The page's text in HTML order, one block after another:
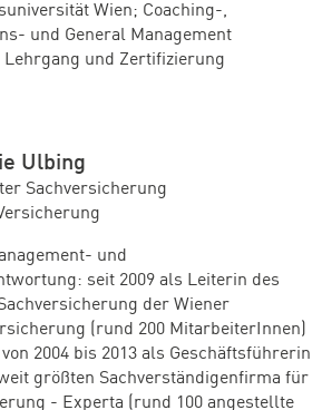
Wien; Coaching-,
und General Management
und Zertifizierung
Ulbing
Sachversicherung
und
seit 2009 als Leiterin des
der Wiener
(rund 200 MitarbeiterInnen)
2004 bis 2013 als Geschäftsführerin
größten Sachverständigenfirma für
- Experta (rund 100 angestellte